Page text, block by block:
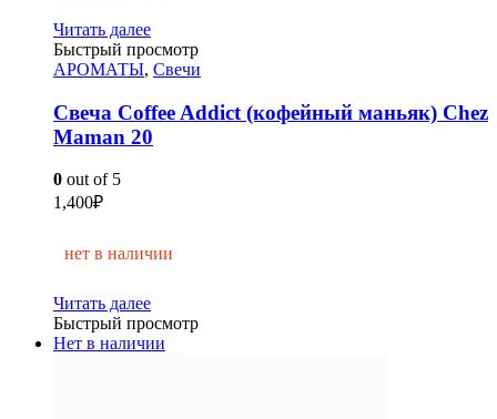
Читать далее
Быстрый просмотр
АРОМАТЫ, Свечи
Свеча Coffee Addict (кофейный маньяк) Chez
Maman 20
0 out of 5
1,400₽
нет в наличии
Читать далее
Быстрый просмотр
Нет в наличии